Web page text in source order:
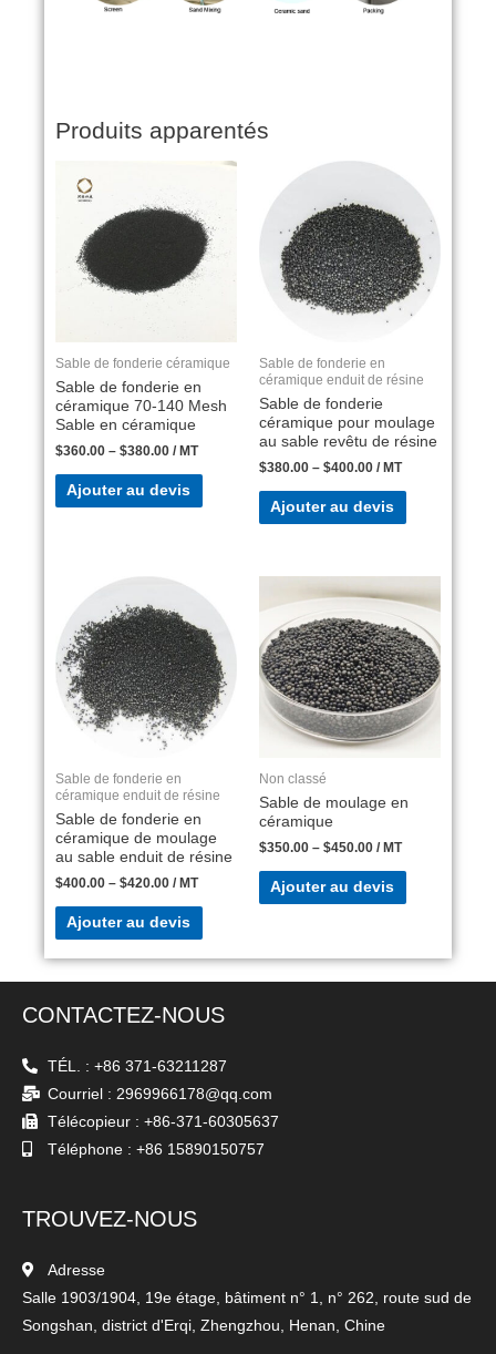
Produits apparentés
Sable de fonderie céramique
Sable de fonderie en
céramique 70-140 Mesh
Sable en céramique
$360.00 – $380.00 / MT
Ajouter au devis
Sable de fonderie en
céramique enduit de résine
Sable de fonderie
céramique pour moulage
au sable revêtu de résine
$380.00 – $400.00 / MT
Ajouter au devis
Sable de fonderie en
céramique enduit de résine
Sable de fonderie en
céramique de moulage
au sable enduit de résine
$400.00 – $420.00 / MT
Ajouter au devis
Non classé
Sable de moulage en
céramique
$350.00 – $450.00 / MT
Ajouter au devis
CONTACTEZ-NOUS
TÉL. : +86 371-63211287
Courriel : 2969966178@qq.com
Télécopieur : +86-371-60305637
Téléphone : +86 15890150757
TROUVEZ-NOUS
Adresse
Salle 1903/1904, 19e étage, bâtiment n° 1, n° 262, route sud de
Songshan, district d'Erqi, Zhengzhou, Henan, Chine